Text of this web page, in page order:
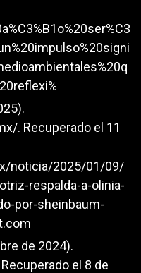
. Recuperado el 11
noticia/2025/01/09/
respalda-a-olinia-
por-sheinbaum-
de 2024).
Recuperado el 8 de